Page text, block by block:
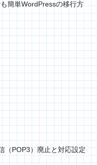
簡単WordPressの移行方
（POP3）廃止と対応設定